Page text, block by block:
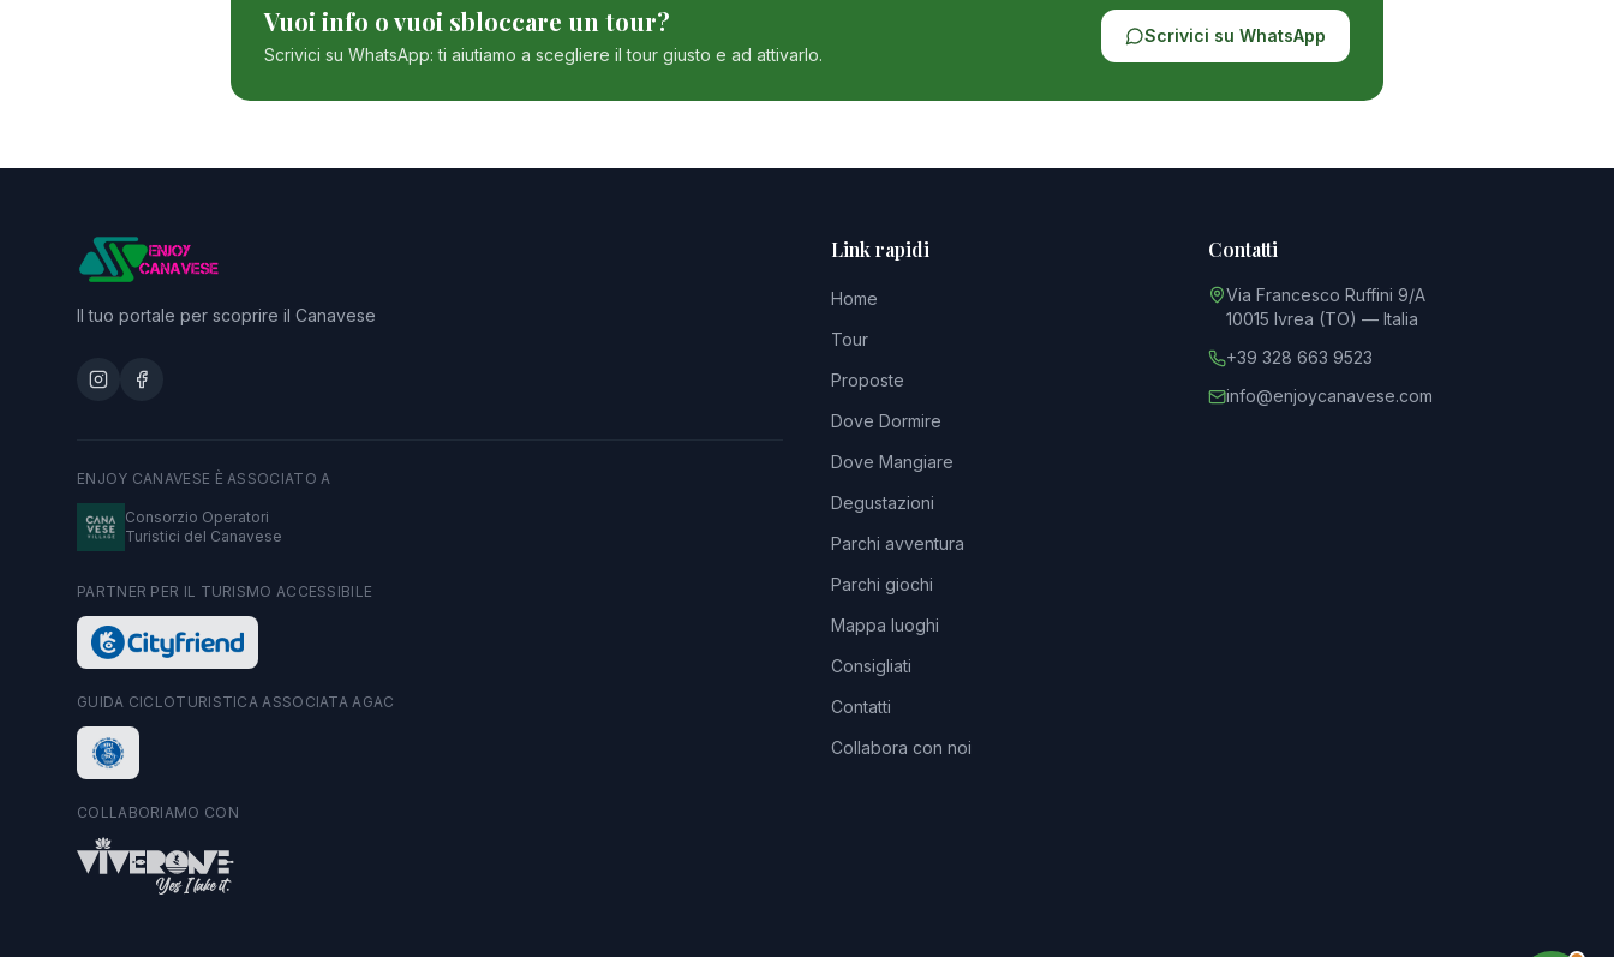
Vuoi info o vuoi sbloccare un tour?
Scrivici su WhatsApp: ti aiutiamo a scegliere il tour giusto e ad attivarlo.
Scrivici su WhatsApp
Il tuo portale per scoprire il Canavese
ENJOY CANAVESE È ASSOCIATO A
Consorzio Operatori
Turistici del Canavese
PARTNER PER IL TURISMO ACCESSIBILE
GUIDA CICLOTURISTICA ASSOCIATA AGAC
COLLABORIAMO CON
Link rapidi
Home
Tour
Proposte
Dove Dormire
Dove Mangiare
Degustazioni
Parchi avventura
Parchi giochi
Mappa luoghi
Consigliati
Contatti
Collabora con noi
Contatti
Via Francesco Ruffini 9/A
10015 Ivrea (TO) — Italia
+39 328 663 9523
info@enjoycanavese.com